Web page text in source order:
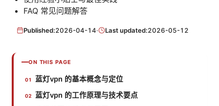
FAQ 常见问题解答
Published:2026-04-14· Last updated:2026-05-12
ON THIS PAGE
蓝灯vpn 的基本概念与定位
蓝灯vpn 的工作原理与技术要点